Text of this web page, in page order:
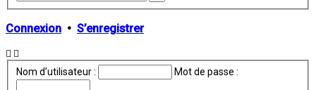
Connexion • S’enregistrer
Nom d’utilisateur : Mot de passe :